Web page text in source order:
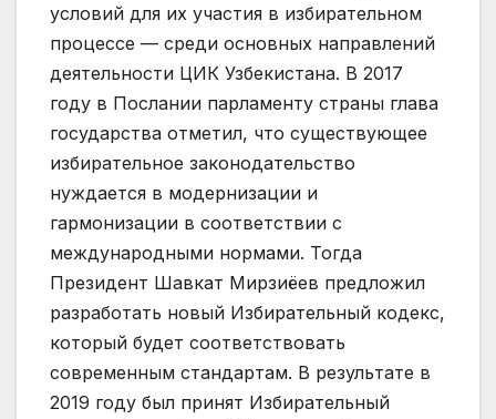
условий для их участия в избирательном
процессе — среди основных направлений
деятельности ЦИК Узбекистана. В 2017
году в Послании парламенту страны глава
государства отметил, что существующее
избирательное законодательство
нуждается в модернизации и
гармонизации в соответствии с
международными нормами. Тогда
Президент Шавкат Мирзиёев предложил
разработать новый Избирательный кодекс,
который будет соответствовать
современным стандартам. В результате в
2019 году был принят Избирательный